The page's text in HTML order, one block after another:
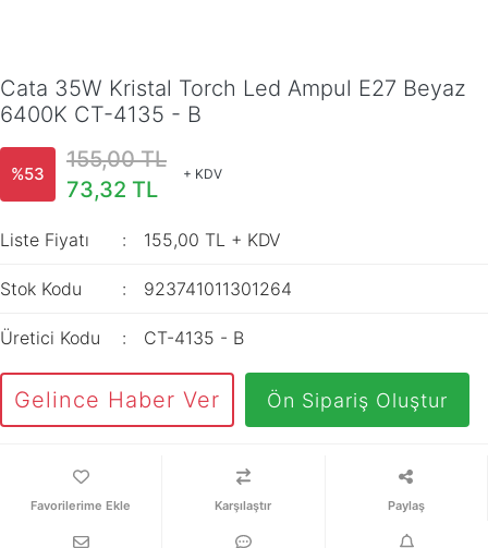
Cata 35W Kristal Torch Led Ampul E27 Beyaz
6400K CT-4135 - B
%53
155,00 TL
73,32 TL
+ KDV
Liste Fiyatı 155,00 TL + KDV
Stok Kodu 923741011301264
Üretici Kodu CT-4135 - B
Gelince Haber Ver Ön Sipariş Oluştur
Karşılaştır Paylaş